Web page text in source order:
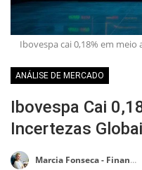
Ibovespa cai 0,18% em
ANÁLISE DE MERCADO
Ibovespa Cai
Incertezas
Marcia Fonseca - Financial Consultant